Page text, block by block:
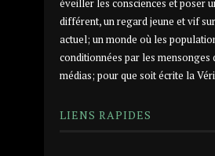
éveiller les consciences et poser
différent, un regard jeune et vif
actuel; un monde où les
conditionnées par les mensonges
médias; pour que soit écrite la
LIENS RAPIDES